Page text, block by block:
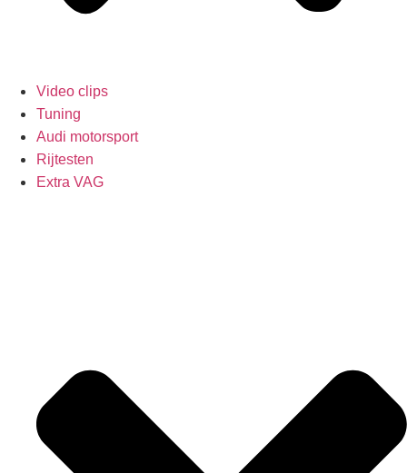
Video clips
Tuning
Audi motorsport
Rijtesten
Extra VAG